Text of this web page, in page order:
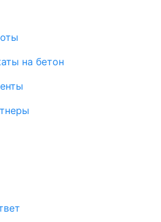
на бетон